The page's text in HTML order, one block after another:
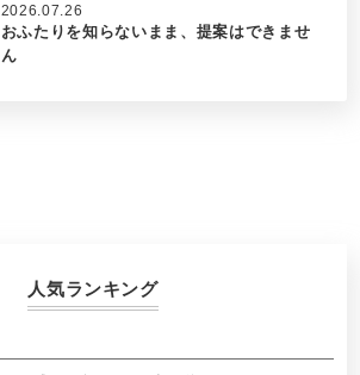
おふたりを知らないまま、提案はできませ
ん
2026.07.26
人気ランキング